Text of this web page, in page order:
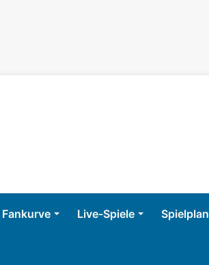
Fankurve Live-Spiele Spielplan